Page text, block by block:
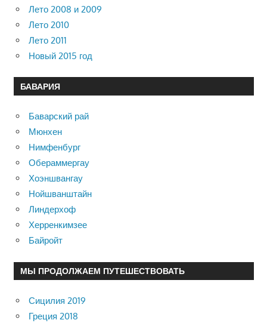
Лето 2008 и 2009
Лето 2010
Лето 2011
Новый 2015 год
БАВАРИЯ
Баварский рай
Мюнхен
Нимфенбург
Обераммергау
Хоэншвангау
Нойшванштайн
Линдерхоф
Херренкимзее
Байройт
МЫ ПРОДОЛЖАЕМ ПУТЕШЕСТВОВАТЬ
Сицилия 2019
Греция 2018